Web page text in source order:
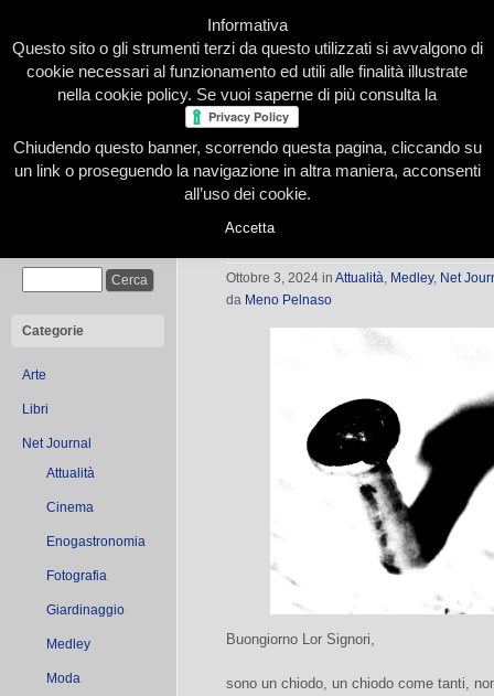
Home Presentazione Redazione Le nostre firme
Categorie
Arte
Libri
Net Journal
Attualità
Cinema
Enogastronomia
Fotografia
Giardinaggio
Medley
Moda
Il chiodo
Ottobre 3, 2024 in Attualità, Medley, Net
da Meno Pelnaso
Buongiorno Lor Signori,
sono un chiodo, un chiodo come tanti,
Informativa
Questo sito o gli strumenti terzi da questo utilizzati si avvalgono di
cookie necessari al funzionamento ed utili alle finalità illustrate
nella cookie policy. Se vuoi saperne di più consulta la
Chiudendo questo banner, scorrendo questa pagina, cliccando su
un link o proseguendo la navigazione in altra maniera, acconsenti
all’uso dei cookie.
Accetta